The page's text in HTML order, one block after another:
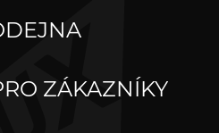
ZÁKAZNÍKY